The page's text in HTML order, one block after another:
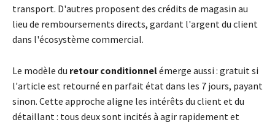
transport. D'autres proposent des crédits de magasin au
lieu de remboursements directs, gardant l'argent du client
dans l'écosystème commercial.
Le modèle du retour conditionnelémerge aussi : gratuit si
l'article est retourné en parfait état dans les 7 jours, payant
sinon. Cette approche aligne les intérêts du client et du
détaillant : tous deux sont incités à agir rapidement et